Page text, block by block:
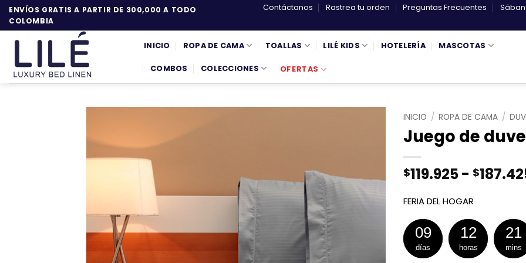
Saltar
ENVÍOS GRATIS A PARTIR DE 300,000 A TODO
COLOMBIA
Contáctanos Rastrea tu orden Preguntas Frecuentes
INICIO ROPA DE CAMA TOALLAS LILÉ KIDS HOTELERÍA MASCOTAS
COMBOS COLECCIONES OFERTAS
INICIO / ROPA DE CAMA /
Juego de
$119.925- $
FERIA DEL HOGAR
09
días
12
horas
21
mins